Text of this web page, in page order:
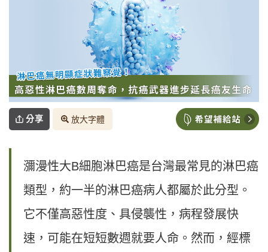
分享 放大字體
瀰漫性大B細胞淋巴癌是台灣最常見的淋巴癌
類型，約一半的淋巴癌病人都屬於此分型。
它不僅高惡性度、具侵襲性，病程發展快
速，可能在短短數週就要人命。然而，經標